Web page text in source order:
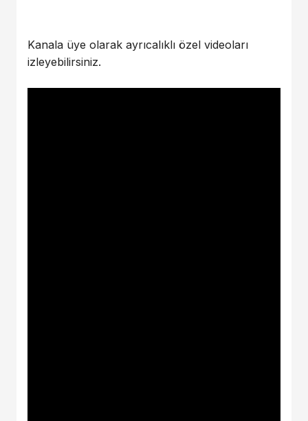
Kanala üye olarak ayrıcalıklı özel videoları
izleyebilirsiniz.